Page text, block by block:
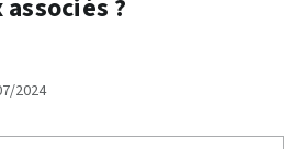
?
2024